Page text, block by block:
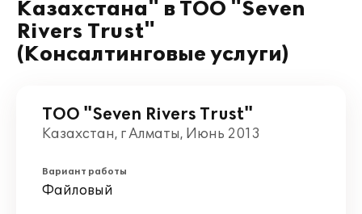
Казахстана" в ТОО "Seven
Rivers Trust"
(Консалтинговые услуги)
ТОО "Seven Rivers Trust"
Казахстан, г Алматы, Июнь 2013
Вариант работы
Файловый